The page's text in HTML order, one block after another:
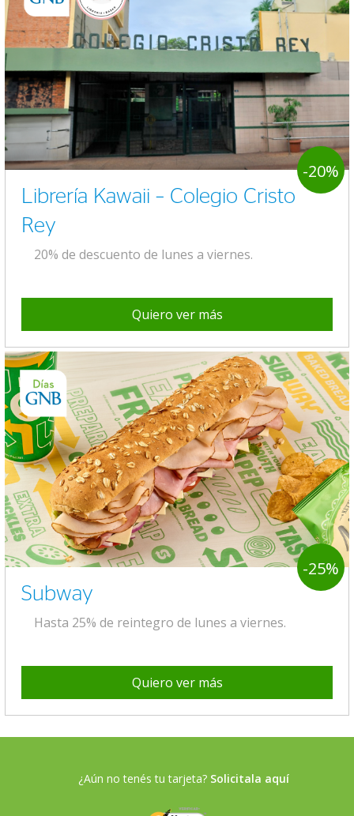
-20%
Librería Kawaii – Colegio Cristo
Rey
20% de descuento de lunes a viernes.
Quiero ver más
-25%
Subway
Hasta 25% de reintegro de lunes a viernes.
Quiero ver más
¿Aún no tenés tu tarjeta? Solicitala aquí